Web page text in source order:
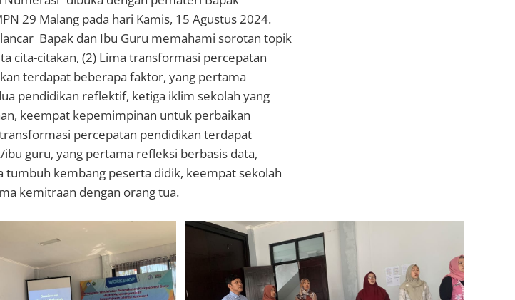
29 Malang pada hari Kamis, 15 Agustus 2024.
Bapak dan Ibu Guru memahami sorotan topik
cita-citakan, (2) Lima transformasi percepatan
terdapat beberapa faktor, yang pertama
pendidikan reflektif, ketiga iklim sekolah yang
keempat kepemimpinan untuk perbaikan
percepatan pendidikan terdapat
guru, yang pertama refleksi berbasis data,
kembang peserta didik, keempat sekolah
kemitraan dengan orang tua.